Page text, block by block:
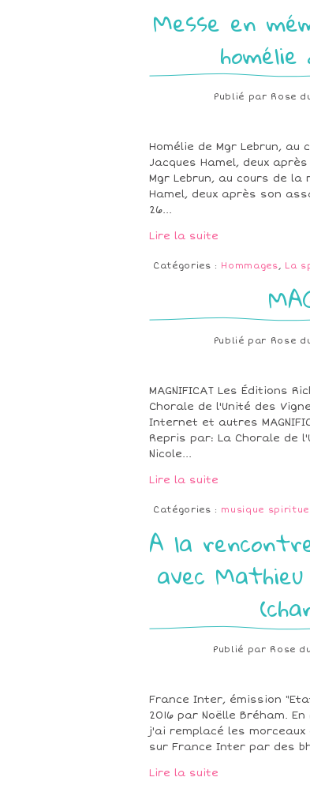
Messe en
Publié par Rose
Homélie de Mgr Lebrun,
Jacques Hamel, deux
Mgr Lebrun, au cours de la
Hamel, deux après son
26...
Lire la suite
Catégories : Hommages, La
Publié par Rose
MAGNIFICAT Les Éditions
Chorale de l'Unité des
Internet et autres
Repris par: La Chorale de
Nicole...
Lire la suite
Catégories : musique
A la
avec
Publié par Rose
France Inter, émission
2016 par Noëlle Bréham.
j'ai remplacé les
sur France Inter par des
Lire la suite